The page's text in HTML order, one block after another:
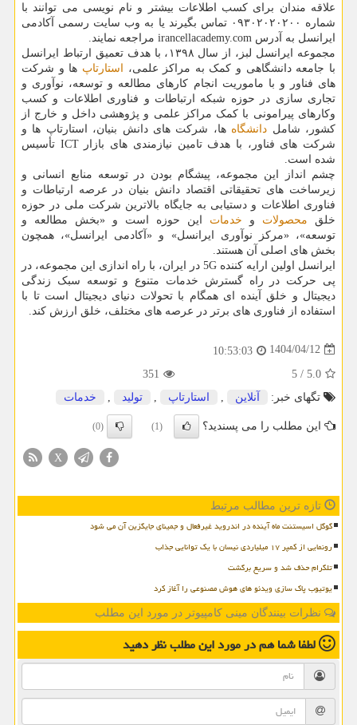
علاقه مندان برای کسب اطلاعات بیشتر و نام نویسی می توانند با
شماره ۰۹۳۰۲۰۲۰۲۰۰ تماس بگیرند یا به وب سایت رسمی آکادمی
ایرانسل به آدرس irancellacademy.com مراجعه نمایند.
مجموعه ایرانسل لبز، از سال ۱۳۹۸، با هدف تعمیق ارتباط ایرانسل
با جامعه دانشگاهی و کمک به مراکز علمی،
استارتاپ ها و شرکت
های فناور و با ماموریت انجام کارهای مطالعه و توسعه، نوآوری و
تجاری سازی در حوزه شبکه ارتباطات و فناوری اطلاعات و کسب
وکارهای پیرامونی با کمک مراکز علمی و پژوهشی داخل و خارج از
کشور، شامل دانشگاه ها، شرکت های دانش بنیان، استارتاپ ها و
شرکت های فناور، با هدف تامین نیازمندی های بازار ICT تأسیس
شده است.
چشم انداز این مجموعه، پیشگام بودن در توسعه منابع انسانی و
زیرساخت های تحقیقاتی اقتصاد دانش بنیان در عرصه ارتباطات و
فناوری اطلاعات و دستیابی به جایگاه بالاترین شرکت ملی در حوزه
خلق محصولات و خدمات این حوزه است و «بخش مطالعه و
توسعه»، «مرکز نوآوری ایرانسل» و «آکادمی ایرانسل»، همچون
بخش های اصلی آن هستند.
ایرانسل اولین ارایه کننده 5G در ایران، با راه اندازی این مجموعه، در
پی حرکت در راه گسترش خدمات متنوع و توسعه سبک زندگی
دیجیتال و خلق آینده ای همگام با تحولات دنیای دیجیتال است تا با
استفاده از فناوری های برتر در عرصه های مختلف، خلق ارزش کند.
1404/04/12
10:53:03
5.0
/
5
351
تگهای خبر:
آنلاین استارتاپ تولید خدمات
این مطلب را می پسندید؟ (1)
(0)
X
تازه ترین مطالب مرتبط
گوگل اسیستنت ماه آینده در اندروید غیرفعال و جمینای جایگزین آن می شود
رونمایی از کمپر ۱۷ میلیاردی نیسان با یک توانایی جذاب
تلگرام حذف شد و سریع برگشت
یوتیوب پاک سازی ویدئو های هوش مصنوعی را آغاز کرد
نظرات بینندگان مینی کامپیوتر در مورد این مطلب
لطفا شما همدر مورد این مطلبنظر دهید